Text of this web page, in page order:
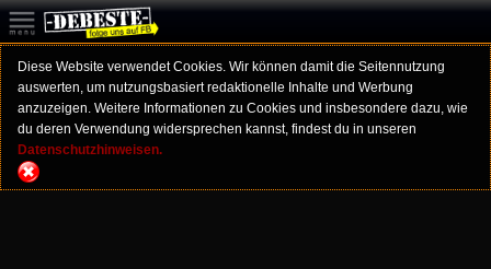
Diese Website verwendet Cookies. Wir können damit die Seitennutzung
auswerten, um nutzungsbasiert redaktionelle Inhalte und Werbung
anzuzeigen. Weitere Informationen zu Cookies und insbesondere dazu, wie
du deren Verwendung widersprechen kannst, findest du in unseren
Datenschutzhinweisen.